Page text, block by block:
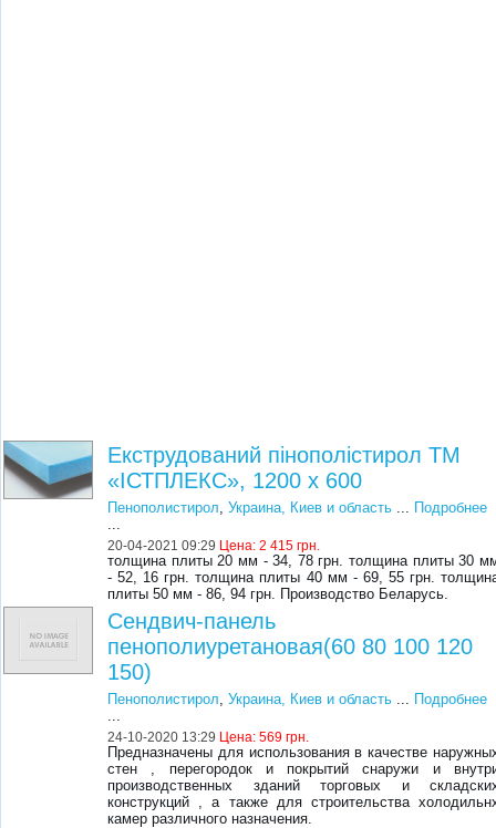
Екструдований пінополістирол ТМ
«ІСТПЛЕКС», 1200 х 600
Пенополистирол,Украина, Киев и область ... Подробнее
...
20-04-2021 09:29 Цена:2 415 грн.
толщина плиты 20 мм - 34, 78 грн. толщина плиты 30
- 52, 16 грн. толщина плиты 40 мм - 69, 55 грн.
плиты 50 мм - 86, 94 грн. Производство Беларусь.
Сендвич-панель
пенополиуретановая(60 80 100 120
150)
Пенополистирол,Украина, Киев и область ... Подробнее
...
24-10-2020 13:29 Цена:569 грн.
Предназначены для использования в качестве
стен , перегородок и покрытий снаружи и
производственных зданий торговых и
конструкций , а также для строительства
камер различного назначения.